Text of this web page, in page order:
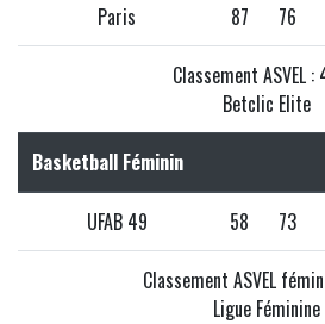
Paris 87 76
Classement ASVEL :
Betclic Elite
Basketball Féminin
UFAB 49 58 73
Classement ASVEL
Ligue Féminine